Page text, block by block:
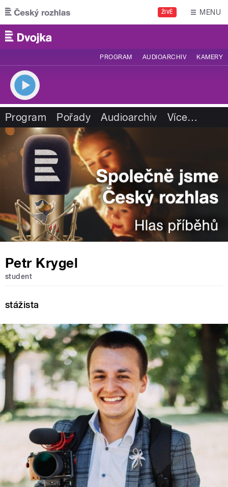
Přejít k hlavnímu obsahu
ŽIVĚ MENU
PROGRAM AUDIOARCHIV KAMERY
Program Pořady Audioarchiv Více…
Petr Krygel
student
stážista